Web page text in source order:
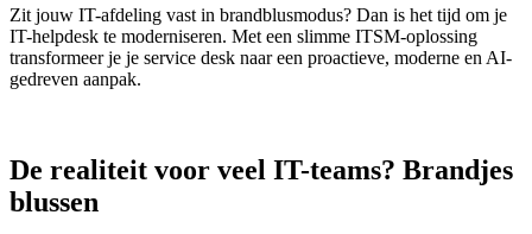
Zit jouw IT-afdeling vast in brandblusmodus? Dan is het tijd om je
IT-helpdesk te moderniseren. Met een slimme ITSM-oplossing
transformeer je je service desk naar een proactieve, moderne en AI-
gedreven aanpak.
De realiteit voor veel IT-teams? Brandjes
blussen